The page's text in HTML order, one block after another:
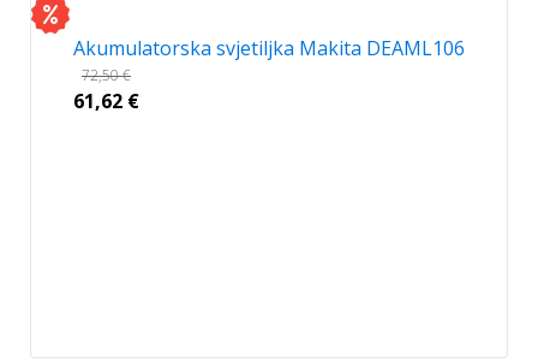
Akumulatorska svjetiljka Makita DEAML106
72,50€
61,62 €